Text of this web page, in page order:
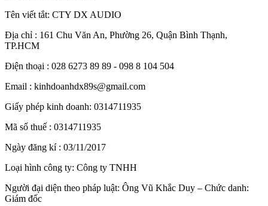
Tên viết tắt: CTY DX AUDIO
Địa chỉ : 161 Chu Văn An, Phường 26, Quận Bình Thạnh,
TP.HCM
Điện thoại : 028 6273 89 89 - 098 8 104 504
Email : kinhdoanhdx89s@gmail.com
Giấy phép kinh doanh: 0314711935
Mã số thuế : 0314711935
Ngày đăng kí : 03/11/2017
Loại hình công ty: Công ty TNHH
Người đại diện theo pháp luật: Ông Vũ Khắc Duy – Chức danh:
Giám đốc